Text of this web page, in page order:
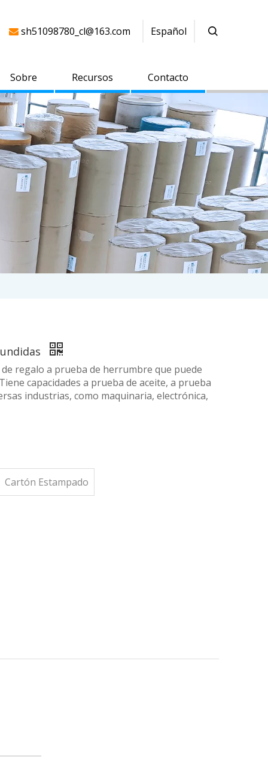
 sh51098780_cl@163.com Español
Sobre Recursos Contacto
regalo a prueba de herrumbre que puede
capacidades a prueba de aceite, a prueba
industrias, como maquinaria, electrónica,
Cartón Estampado